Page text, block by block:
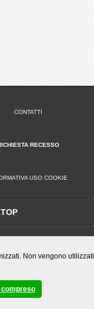
CONTATTI
RICHIESTA RECESSO
USO COOKIE
Cap. Soc. € 10.000,
Non vengono utilizzati
compreso